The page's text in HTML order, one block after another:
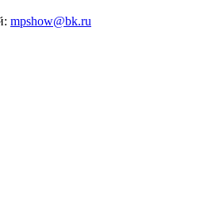
mpshow@bk.ru